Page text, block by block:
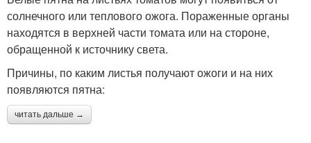
солнечного или теплового ожога. Пораженные органы
находятся в верхней части томата или на стороне,
обращенной к источнику света.
Причины, по каким листья получают ожоги и на них
появляются пятна:
читать дальше →